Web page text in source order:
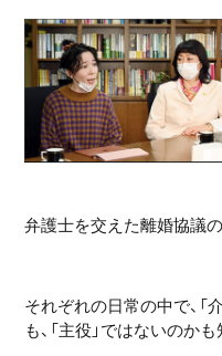
弁護士を交えた離婚協議
それぞれの日常の中で、「
も、「主役」ではないのか